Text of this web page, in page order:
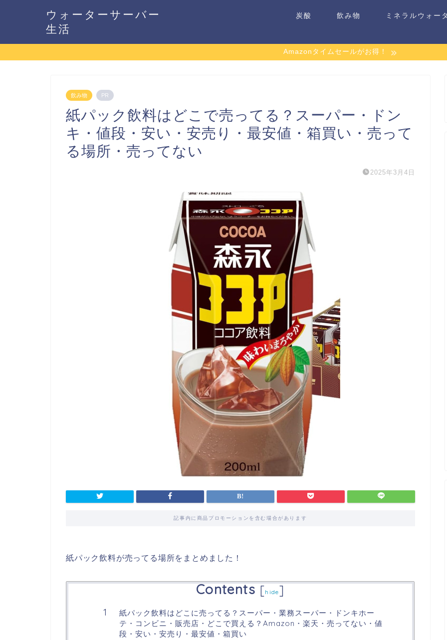
ウォーターサーバー
生活
炭酸 飲み物 ミネラルウォー
Amazonタイムセールがお得！
飲み物 PR
紙パック飲料はどこで売ってる？スーパー・ドン
キ・値段・安い・安売り・最安値・箱買い・売って
る場所・売ってない
2025年3月4日
記事内に商品プロモーションを含む場合があります
紙パック飲料が売ってる場所をまとめました！
Contents [hide]
紙パック飲料はどこに売ってる？スーパー・業務スーパー・ドンキホー
テ・コンビニ・販売店・どこで買える？Amazon・楽天・売ってない・値
段・安い・安売り・最安値・箱買い